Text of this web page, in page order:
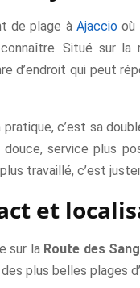
de plage à Ajacciooù
Situé sur la
d’endroit qui peut
c’est sa
douce, service plus
travaillé, c’est
et
sur la Route des
plus belles plages